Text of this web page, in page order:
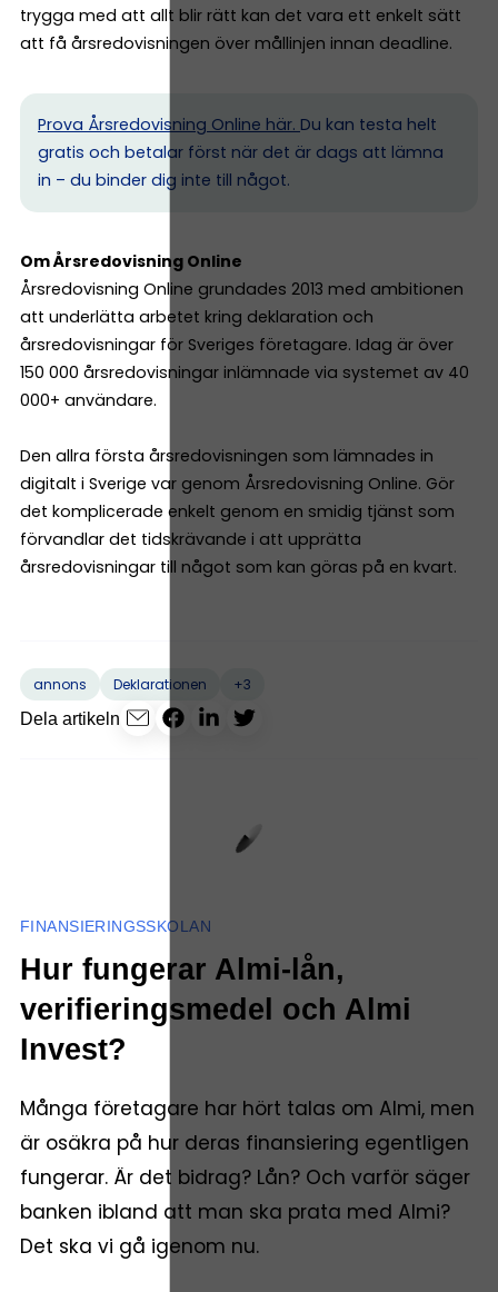
trygga med att allt blir rätt kan det vara ett enkelt sätt
att få årsredovisningen över mållinjen innan deadline.
Prova Årsredovisning Online här. Du kan testa helt
gratis och betalar först när det är dags att lämna
in – du binder dig inte till något.
Om Årsredovisning Online
Årsredovisning Online grundades 2013 med ambitionen
att underlätta arbetet kring deklaration och
årsredovisningar för Sveriges företagare. Idag är över
150 000 årsredovisningar inlämnade via systemet av 40
000+ användare.
Den allra första årsredovisningen som lämnades in
digitalt i Sverige var genom Årsredovisning Online. Gör
det komplicerade enkelt genom en smidig tjänst som
förvandlar det tidskrävande i att upprätta
årsredovisningar till något som kan göras på en kvart.
annons Deklarationen
+3
Dela artikeln
FINANSIERINGSSKOLAN
Hur fungerar Almi-lån,
verifieringsmedel och Almi
Invest?
Många företagare har hört talas om Almi, men
är osäkra på hur deras finansiering egentligen
fungerar. Är det bidrag? Lån? Och varför säger
banken ibland att man ska prata med Almi?
Det ska vi gå igenom nu.